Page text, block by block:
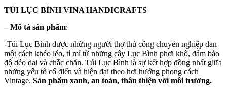
TÚI LỤC BÌNHVINA HANDICRAFTS
–Mô tả sản phẩm:
-Túi Lục Bình được những người thợ thủ công chuyên nghiệp đan
một cách khéo léo, tỉ mỉ từ những cây Lục Bình phơi khô, đảm bảo
độ dẻo dai và chắc chắn. Túi Lục Bình là sự kết hợp đồng nhất giữa
những yếu tố cổ điển và hiện đại theo hơi hướng phong cách
Vintage. Sản phẩm xanh, an toàn, thân thiện với môi trường.